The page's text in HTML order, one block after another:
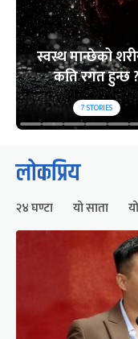
स्वस्थ मान्छेको
कति रगत हुन्छ ?
7STORIES
लोकप्रिय
२४ घण्टा यो साता